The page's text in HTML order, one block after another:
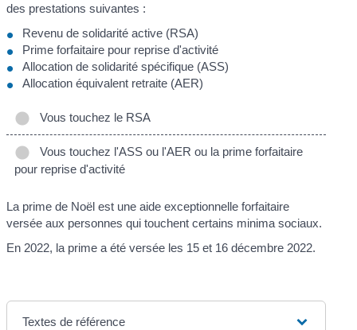
des prestations suivantes :
Revenu de solidarité active (RSA)
Prime forfaitaire pour reprise d'activité
Allocation de solidarité spécifique (ASS)
Allocation équivalent retraite (AER)
Vous touchez le RSA
Vous touchez l'ASS ou l'AER ou la prime forfaitaire
pour reprise d'activité
La prime de Noël est une aide exceptionnelle forfaitaire
versée aux personnes qui touchent certains minima sociaux.
En 2022, la prime a été versée les 15 et 16 décembre 2022.
Textes de référence